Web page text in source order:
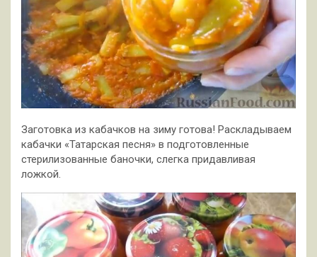
Заготовка из кабачков на зиму готова! Раскладываем
кабачки «Татарская песня» в подготовленные
стерилизованные баночки, слегка придавливая
ложкой.